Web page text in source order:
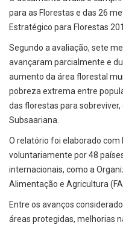
para as Florestas e das 26
Estratégico para Florestas
Segundo a avaliação, sete
avançaram parcialmente e
aumento da área florestal
pobreza extrema entre
das florestas para
Subsaariana.
O relatório foi elaborado
voluntariamente por 48
internacionais, como a
Alimentação e Agricultura
Entre os avanços
áreas protegidas, melhorias